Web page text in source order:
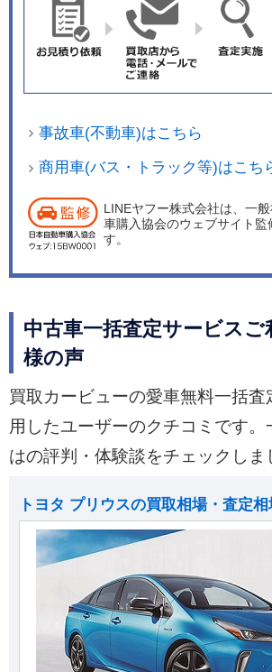
事故車(不動車)はこちら
商用車(バス・トラック等)はこち
LINEヤフー株式会社は、一
車購入協会のウェブサイト監
す。
中古車一括査定サービスご
様の声
買取カービューの愛車無料一括査
用したユーザーのクチコミです。
はの評判・体験談をチェックしま
トヨタ プリウスの買取相場・査定